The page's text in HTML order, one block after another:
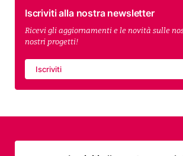
Iscriviti alla nostra newsletter
Ricevi gli aggiornamenti e le novità sulle
nostri progetti!
Iscriviti